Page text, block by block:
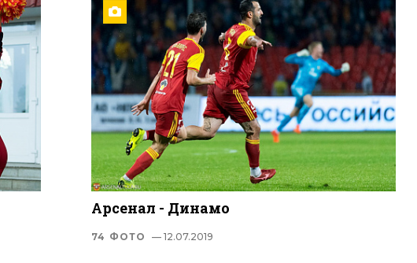
Арсенал - Динамо
74 ФОТО — 12.07.2019